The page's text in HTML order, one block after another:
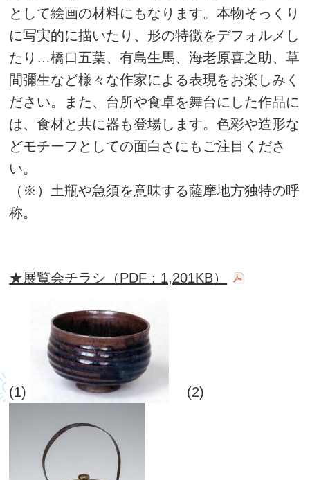
として絵画の材料にもなります。本物そっくり
に写実的に描いたり、形の特徴をデフォルメし
たり…橋口五葉、有島生馬、海老原喜之助、草
間彌生など様々な作家による表現をお楽しみく
ださい。また、台所や食卓を舞台にした作品に
は、食材と共に器も登場します。色彩や造形な
どモチーフとしての面白さにもご注目くださ
い。
（※）土瓶や急須を意味する薩摩地方独特の呼
称。
★展覧会チラシ（PDF：1,201KB）
(1) (2)